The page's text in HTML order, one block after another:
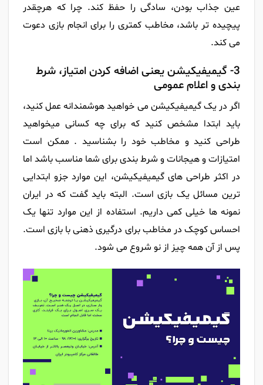
عین جذاب بودن، سادگی را حفظ کند. چرا که هرچقدر
پیچیده تر باشد، مخاطب کمتری را برای انجام بازی دعوت
می کند.
3- گیمیفیکیشن یعنی اضافه کردن امتیاز، شرط
بندی و اعلام عمومی
اگر در یک گیمیفیکیشن می خواهید هوشمندانه عمل کنید،
باید ابتدا مشخص کنید که برای چه کسانی میخواهید
طراحی کنید و مخاطب خود را بشناسید . ممکن است
امتیازات و هیجانات و شرط بندی برای شما مناسب باشد اما
در اکثر طراحی های گیمیفیکیشن، این موارد جزو ابتدایی
ترین مسائل یک بازی است. البته باید گفت که در ایران
نمونه ها خیلی کمی داریم. استفاده از این موارد تنها یک
احساس کوچک در مخاطب برای درگیری ذهنی با بازی است.
پس از آن همه چیز از نو شروع می شود.